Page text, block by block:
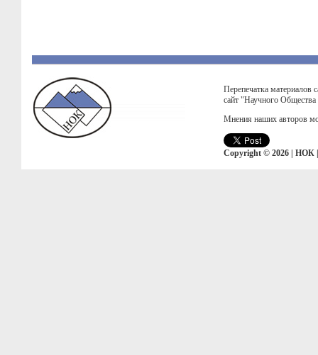
Перепечатка материалов
сайт "Научного
Мнения наших авторов
Copyright © 2026 | НОК